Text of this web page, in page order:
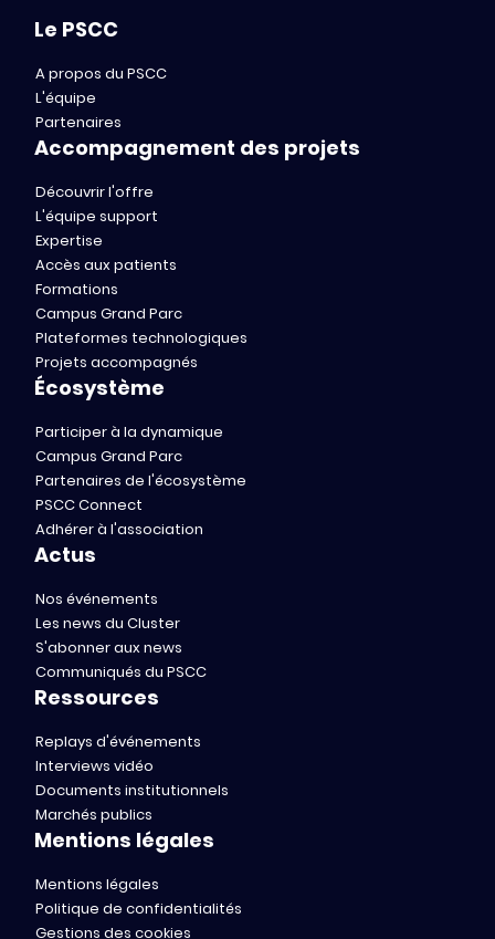
Le PSCC
A propos du PSCC
L'équipe
Partenaires
Accompagnement des projets
Découvrir l'offre
L'équipe support
Expertise
Accès aux patients
Formations
Campus Grand Parc
Plateformes technologiques
Projets accompagnés
Écosystème
Participer à la dynamique
Campus Grand Parc
Partenaires de l'écosystème
PSCC Connect
Adhérer à l'association
Actus
Nos événements
Les news du Cluster
S'abonner aux news
Communiqués du PSCC
Ressources
Replays d'événements
Interviews vidéo
Documents institutionnels
Marchés publics
Mentions légales
Mentions légales
Politique de confidentialités
Gestions des cookies